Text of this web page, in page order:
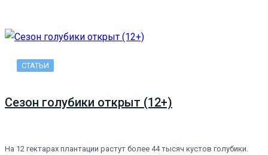
СТАТЬИ
Сезон голубики открыт (12+)
На 12 гектарах плантации растут более 44 тысяч кустов голубики.